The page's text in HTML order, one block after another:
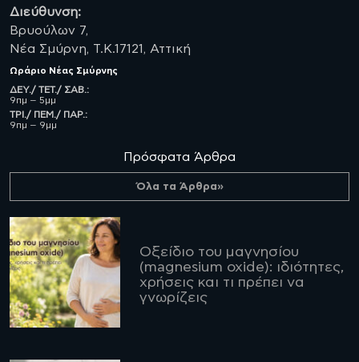
Διεύθυνση:
Βρυούλων 7,
Νέα Σμύρνη, Τ.Κ.17121, Αττική
Ωράριο Νέας Σμύρνης
ΔΕΥ./ ΤΕΤ./ ΣΑΒ.:
9πμ – 5μμ
ΤΡΙ./ ΠΕΜ./ ΠΑΡ.:
9πμ – 9μμ
Πρόσφατα Άρθρα
Όλα τα Άρθρα»
Οξείδιο του μαγνησίου
(magnesium oxide): ιδιότητες,
χρήσεις και τι πρέπει να
γνωρίζεις